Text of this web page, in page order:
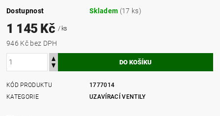
Dostupnost Skladem (17 ks)
1 145 Kč / ks
946 Kč bez DPH
KÓD PRODUKTU
1777014
KATEGORIE
UZAVÍRACÍ VENTILY